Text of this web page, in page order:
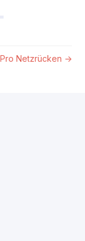
Pro Netzrücken →